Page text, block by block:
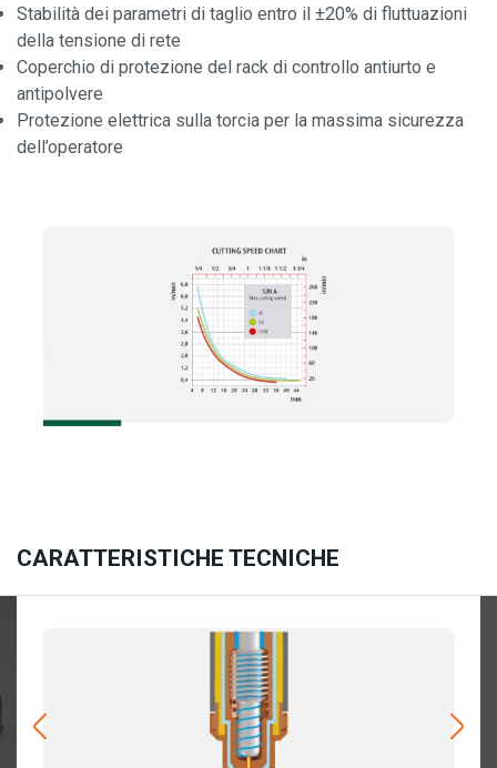
Stabilità dei parametri di taglio entro il ±20% di fluttuazioni
della tensione di rete
Coperchio di protezione del rack di controllo antiurto e
antipolvere
Protezione elettrica sulla torcia per la massima sicurezza
dell’operatore
CARATTERISTICHE TECNICHE